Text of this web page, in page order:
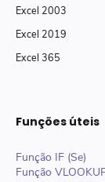
Excel 2003
Excel 2019
Excel 365
Funções úteis
Função IF (Se)
Função